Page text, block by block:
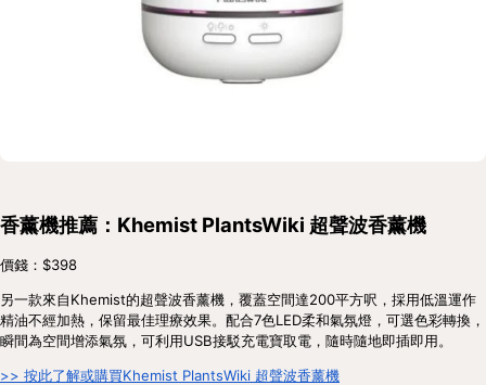
香薰機推薦：Khemist PlantsWiki 超聲波香薰機
價錢：$398
另一款來自Khemist的超聲波香薰機，覆蓋空間達200平方呎，採用低溫運作
精油不經加熱，保留最佳理療效果。配合7色LED柔和氣氛燈，可選色彩轉換，
瞬間為空間增添氣氛，可利用USB接駁充電寶取電，隨時隨地即插即用。
>> 按此了解或購買Khemist PlantsWiki 超聲波香薰機